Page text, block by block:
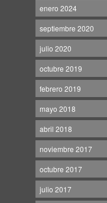
enero 2024
septiembre 2020
julio 2020
octubre 2019
febrero 2019
mayo 2018
abril 2018
noviembre 2017
octubre 2017
julio 2017